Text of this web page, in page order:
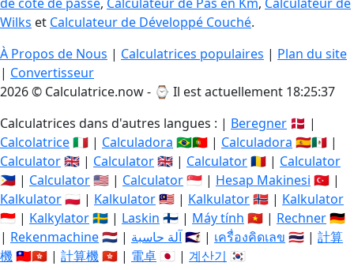
Wilks et Calculateur de Développé Couché.
À Propos de Nous | Calculatrices populaires | Plan du site
| Convertisseur
2026 © Calculatrice.now - ⌚ Il est actuellement 18:25:38
Calculatrices dans d'autres langues : | Beregner 🇩🇰 |
Calcolatrice🇮🇹 | Calculadora 🇧🇷🇵🇹 | Calculadora 🇪🇸🇲🇽 |
Calculator🇬🇧 | Calculator🇬🇧 | Calculator🇷🇴 | Calculator
🇵🇭 | Calculator🇺🇸 | Calculator🇸🇬 | Hesap Makinesi 🇹🇷 |
Kalkulator🇵🇱 | Kalkulator🇲🇾 | Kalkulator🇳🇴 | Kalkulator
🇮🇩 | Kalkylator🇸🇪 | Laskin 🇫🇮 | Máy tính 🇻🇳 | Rechner🇩🇪
| Rekenmachine🇳🇱 | آلة حاسبة🇸🇦 | เครื่องคิดเลข 🇹🇭 | 計算
機🇹🇼🇭🇰 | 計算機🇭🇰 | 電卓 🇯🇵 | 계산기 🇰🇷